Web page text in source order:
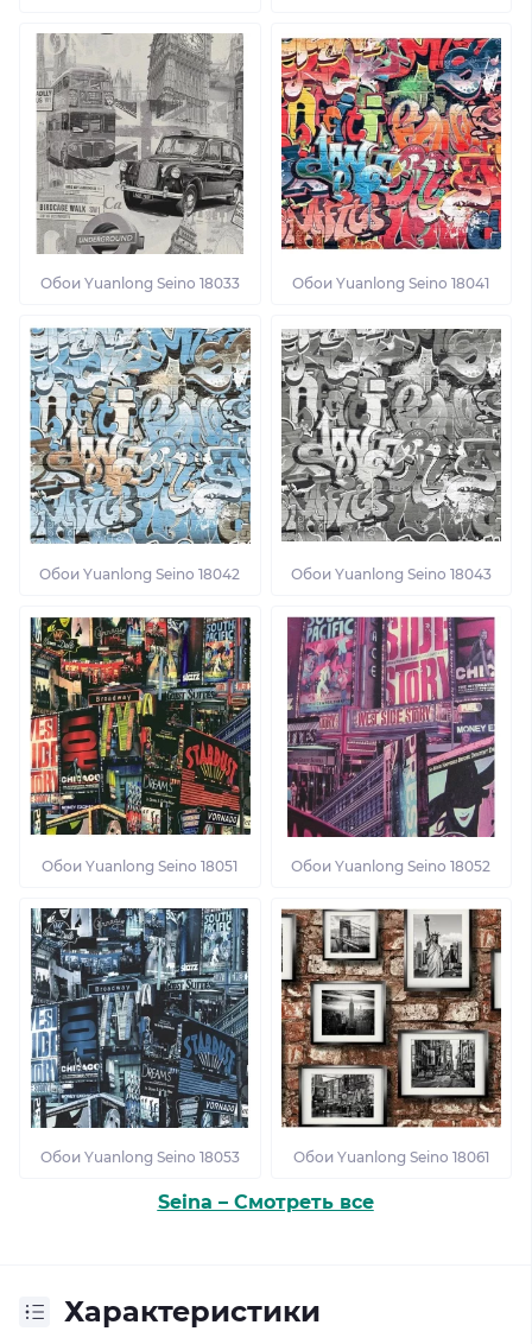
Обои Yuanlong Seino 18033 Обои Yuanlong Seino 18041
Обои Yuanlong Seino 18042 Обои Yuanlong Seino 18043
Обои Yuanlong Seino 18051 Обои Yuanlong Seino 18052
Обои Yuanlong Seino 18053 Обои Yuanlong Seino 18061
Seina – Смотреть все
Характеристики